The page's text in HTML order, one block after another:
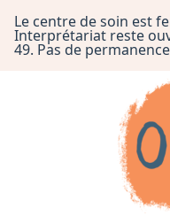
Le centre de soin est
Interprétariat reste
49. Pas de